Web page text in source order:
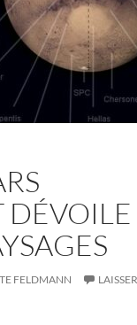
DÉVOILE
FELDMANN